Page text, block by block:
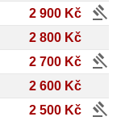
2 900 Kč gavel
2 800 Kč
2 700 Kč gavel
2 600 Kč
2 500 Kč gavel